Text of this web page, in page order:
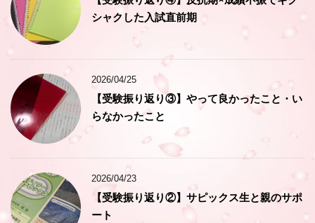
シャクした入試直前期
2026/04/25
【受験振り返り③】やって良かったこと・い
らなかったこと
2026/04/23
【受験振り返り②】サピックス生と親のサポ
ート